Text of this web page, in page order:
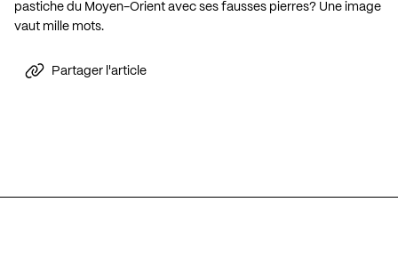
pastiche du Moyen-Orient avec ses fausses pierres? Une image
vaut mille mots.
Partager l'article